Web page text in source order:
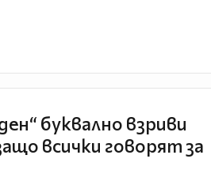
буквално взриви
всички говорят за